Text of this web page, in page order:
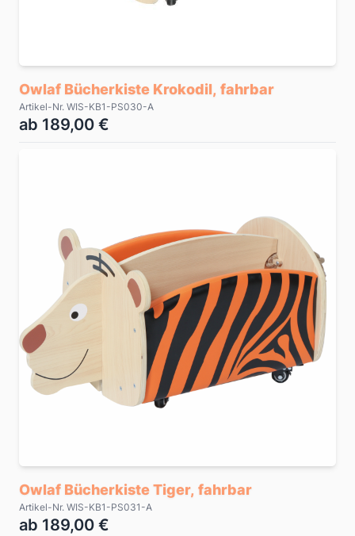
Owlaf Bücherkiste Krokodil, fahrbar
Artikel-Nr. WIS-KB1-PS030-A
ab 189,00 €
Owlaf Bücherkiste Tiger, fahrbar
Artikel-Nr. WIS-KB1-PS031-A
ab 189,00 €